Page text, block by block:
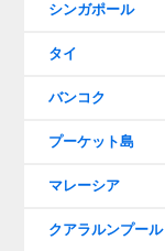
シンガポール
タイ
バンコク
プーケット島
マレーシア
クアラルンプール